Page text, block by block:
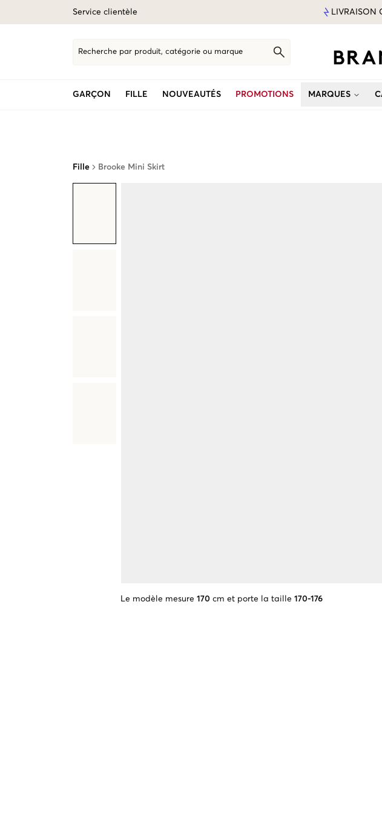
Service clientèle LIVRAISON
Recherche par produit, catégorie ou marque
GARÇON FILLE NOUVEAUTÉS PROMOTIONS MARQUES
Fille Brooke Mini Skirt
Le modèle mesure 170 cm et porte la taille 170-176